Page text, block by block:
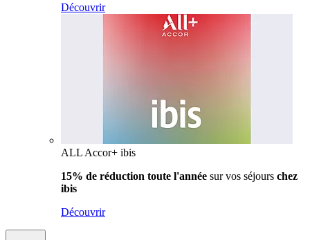
Découvrir
ALL Accor+ ibis
15% de réduction toute l'année sur vos séjours chez
ibis
Découvrir